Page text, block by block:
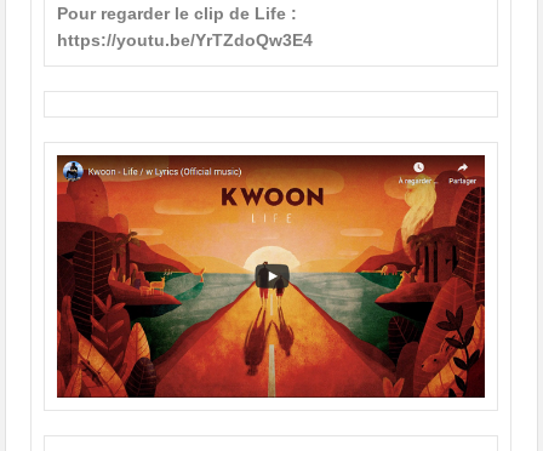
Pour regarder le clip de Life :
https://youtu.be/YrTZdoQw3E4